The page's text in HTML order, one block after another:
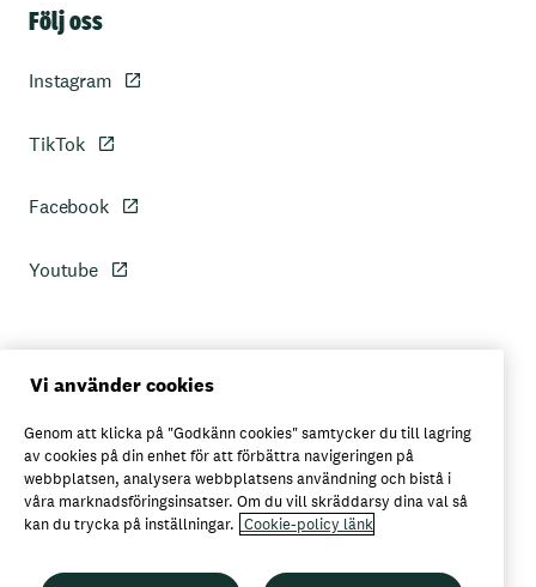
Följ oss
Instagram
TikTok
Facebook
Youtube
Personuppgiftspolicy
Axfoods integritetspolicy
Här kan du köpa Garant
Vi använder cookies
Genom att klicka på "Godkänn cookies" samtycker du till lagring
av cookies på din enhet för att förbättra navigeringen på
webbplatsen, analysera webbplatsens användning och bistå i
våra marknadsföringsinsatser. Om du vill skräddarsy dina val så
kan du trycka på inställningar. Cookie-policy länk